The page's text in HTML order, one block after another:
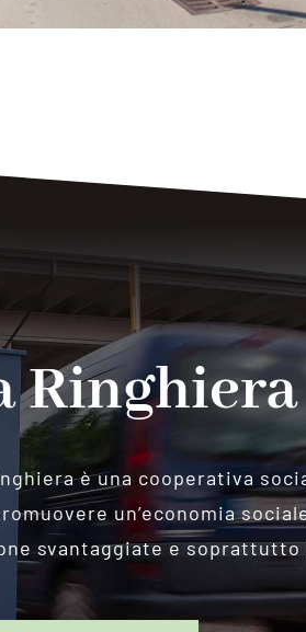
Ringhiera
è una cooperativa
un’economia
svantaggiate e